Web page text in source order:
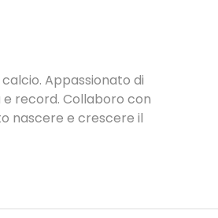
Appassionato di
record. Collaboro con
nascere e crescere il